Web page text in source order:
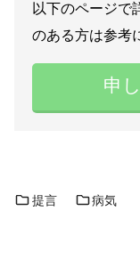
以下のページで
のある方は参考
申
提言 病気